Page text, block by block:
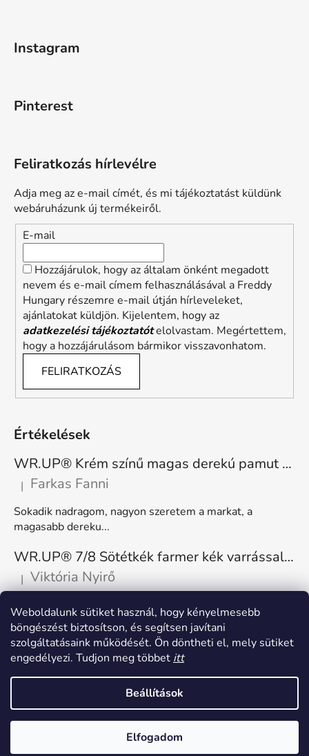
Weboldalunk sütiket használ, hogy kényelmesebb
böngészést biztosítson, és segítsen javítani
szolgáltatásaink működését. Ön döntheti el, mely sütiket
engedélyezi. Tudjon meg többet itt
Beállítások
Elfogadom
Instagram
Pinterest
Feliratkozás hírlevélre
Adja meg az e-mail címét, és mi tájékoztatást küldünk
webáruházunk új termékeiről.
E-mail
Hozzájárulok, hogy az általam önként megadott
nevem és e-mail címem felhasználásával a Freddy
Hungary részemre e-mail útján hírleveleket,
ajánlatokat küldjön. Kijelentem, hogy az
adatkezelési tájékoztatótelolvastam. Megértettem,
hogy a hozzájárulásom bármikor visszavonhatom.
FELIRATKOZÁS
Értékelések
WR.UP® Krém színű magas derekú pamut nadrág RE(MOVE) WRUP1HC001ORG, Z40
A termék értékelése 5-ből 5 csillag.
| Farkas Fanni
Sokadik nadragom, nagyon szeretem a markat, a
magasabb dereku...
WR.UP® 7/8 Sötétkék farmer kék varrással, superskinny RE(MOVE) WRUP4RC002ORG, J0B
A termék értékelése 5-ből 5 csillag.
| Viktória Nyirő
Nagyon kényelmes, rugalmas. Méretnek megfelelő.
Shoptet készítette
Freddy Hungary. Minden jog fenntartva.